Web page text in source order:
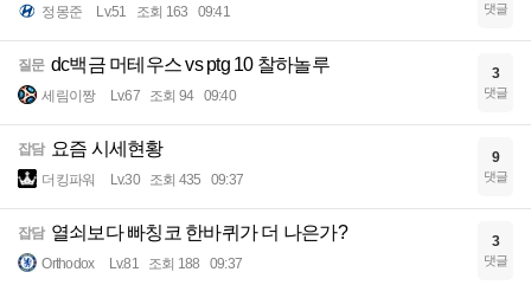
정몽준 Lv.51 조회 163 09:41 댓글
질문 dc백금 머테우스 vs ptg 10 찰하놀루
세림이짱 Lv.67 조회 94 09:40
3
댓글
잡담 요즘 시세현황
더킹파워 Lv.30 조회 435 09:37
9
댓글
잡담 열쇠보다 빠칭코 한바퀴가 더 나은가?
Orthodox Lv.81 조회 188 09:37
3
댓글